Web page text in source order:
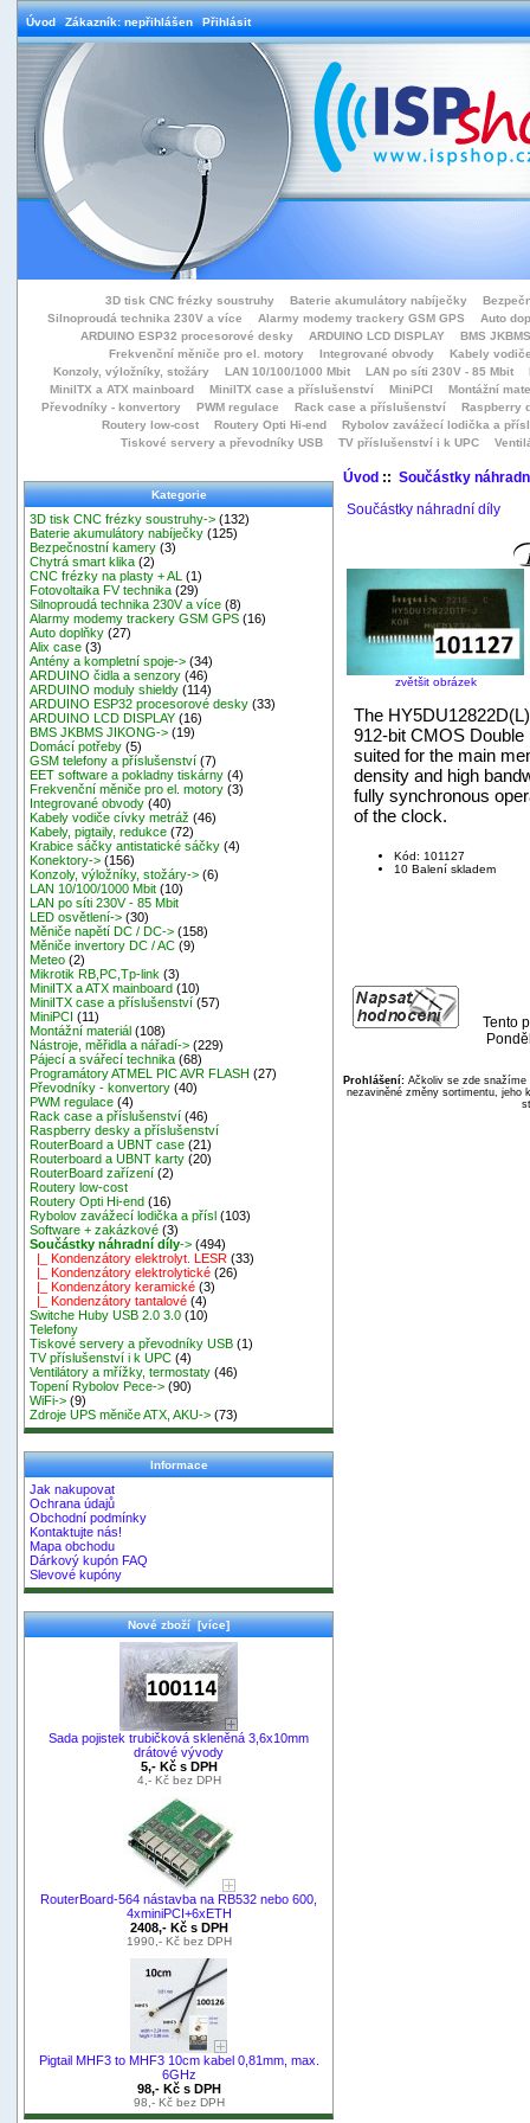
Úvod Zákazník: nepřihlášen Přihlásit
3D tisk CNC frézky soustruhy Baterie akumulátory nabíječky
Silnoproudá technika 230V a více
Alarmy modemy trackery GSM GPS
Auto
ARDUINO ESP32 procesorové desky
ARDUINO LCD DISPLAY
BMS
Frekvenční měniče pro el. motory
Integrované obvody
Kabely
Konzoly, výložníky, stožáry
LAN 10/100/1000 Mbit LAN po síti 230V - 85 Mbit
MiniITX a ATX mainboard
MiniITX case a příslušenství MiniPCI
Montážní
Převodníky - konvertory
PWM regulace Rack case a příslušenství
Raspberry
Routery low-cost
Routery Opti Hi-end
Rybolov zavážecí lodička a přísl
Tiskové servery a převodníky USB
TV příslušenství i k UPC
Kategorie
3D tisk CNC frézky soustruhy-> (132)
Baterie akumulátory nabíječky (125)
Bezpečnostní kamery (3)
Chytrá smart klika (2)
CNC frézky na plasty + AL
(1)
Fotovoltaika FV technika (29)
Silnoproudá technika 230V a více (8)
Alarmy modemy trackery GSM GPS (16)
Auto doplňky (27)
Alix case (3)
Antény a kompletní spoje-> (34)
ARDUINO čidla a senzory (46)
ARDUINO moduly shieldy (114)
ARDUINO ESP32 procesorové desky (33)
ARDUINO LCD DISPLAY (16)
BMS JKBMS JIKONG-> (19)
Domácí potřeby (5)
GSM telefony a příslušenství (7)
EET software a pokladny tiskárny (4)
Frekvenční měniče pro el. motory (3)
Integrované obvody (40)
Kabely vodiče cívky metráž (46)
Kabely, pigtaily, redukce (72)
Krabice sáčky antistatické sáčky (4)
Konektory-> (156)
Konzoly, výložníky, stožáry-> (6)
LAN 10/100/1000 Mbit (10)
LAN po síti 230V - 85 Mbit
LED osvětlení-> (30)
Měniče napětí DC / DC-> (158)
Měniče invertory DC / AC (9)
Meteo (2)
Mikrotik RB,PC,Tp-link (3)
MiniITX a ATX mainboard (10)
MiniITX case a příslušenství (57)
MiniPCI (11)
Montážní materiál (108)
Nástroje, měřidla a nářadí-> (229)
Pájecí a svářecí technika (68)
Programátory ATMEL PIC AVR FLASH (27)
Převodníky - konvertory (40)
PWM regulace (4)
Rack case a příslušenství (46)
Raspberry desky a příslušenství
RouterBoard a UBNT case (21)
Routerboard a UBNT karty (20)
RouterBoard zařízení (2)
Routery low-cost
Routery Opti Hi-end (16)
Rybolov zavážecí lodička a přísl (103)
Software + zakázkové (3)
Součástky náhradní díly-> (494)
|_ Kondenzátory elektrolyt. LESR (33)
|_ Kondenzátory elektrolytické (26)
|_ Kondenzátory keramické (3)
|_ Kondenzátory tantalové (4)
Switche Huby USB 2.0 3.0 (10)
Telefony
Tiskové servery a převodníky USB (1)
TV příslušenství i k UPC (4)
Ventilátory a mřížky, termostaty (46)
Topení Rybolov Pece-> (90)
WiFi-> (9)
Zdroje UPS měniče ATX, AKU-> (73)
Informace
Jak nakupovat
Ochrana údajů
Obchodní podmínky
Kontaktujte nás!
Mapa obchodu
Dárkový kupón FAQ
Slevové kupóny
Nové zboží [více]
Sada pojistek trubičková skleněná 3,6x10mm
drátové vývody
5,- Kč s DPH
4,- Kč bez DPH
RouterBoard-564 nástavba na RB532 nebo 600,
4xminiPCI+6xETH
2408,- Kč s DPH
1990,- Kč bez DPH
Pigtail MHF3 to MHF3 10cm kabel 0,81mm, max.
6GHz
98,- Kč s DPH
98,- Kč bez DPH
Úvod:: Součástky
Součástky náhradní díly
zvětšit obrázek
The
912-bit CMOS
suited for the main
density and high
fully synchronous
of the clock.
Kód: 101127
10 Balení skladem
Tento
Prohlášení:Ačkoliv se zde snažíme
nezaviněné změny sortimentu, jeho